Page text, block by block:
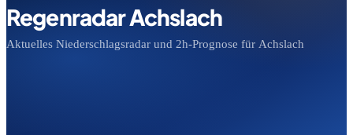
Regenradar Achslach
Aktuelles Niederschlagsradar und 2h-Prognose für Achslach